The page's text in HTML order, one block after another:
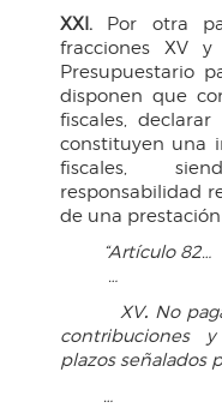
XXI. Por otra
fracciones XV
Presupuestario
disponen que
fiscales,
constituyen una
fiscales,
responsabilidad
de una prestación
“Artículo 82…
…
XV. No
contribuciones
plazos señalados
…